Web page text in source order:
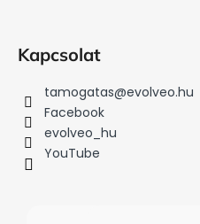
Kapcsolat
tamogatas@evolveo.hu
Facebook
evolveo_hu
YouTube